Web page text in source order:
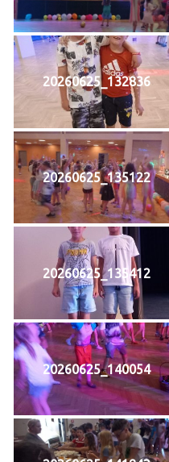
20260625_132836
20260625_135122
20260625_135412
20260625_140054